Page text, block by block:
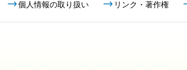
個人情報の取り扱い リンク・著作権